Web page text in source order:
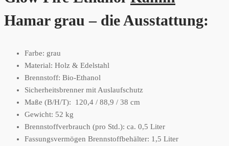
Hamar grau – die Ausstattung:
Farbe: grau
Material: Holz & Edelstahl
Brennstoff: Bio-Ethanol
Sicherheitsbrenner mit Auslaufschutz
Maße (B/H/T): 120,4 / 88,9 / 38 cm
Gewicht: 52 kg
Brennstoffverbrauch (pro Std.): ca. 0,5 Liter
Fassungsvermögen Brennstoffbehälter: 1,5 Liter